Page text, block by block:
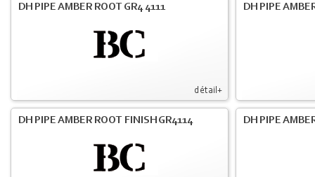
détail+
DH PIPE AMBER ROOT GR4 4111 DH PIPE
DH PIPE AMBER ROOT FINISH GR4114 DH PIPE